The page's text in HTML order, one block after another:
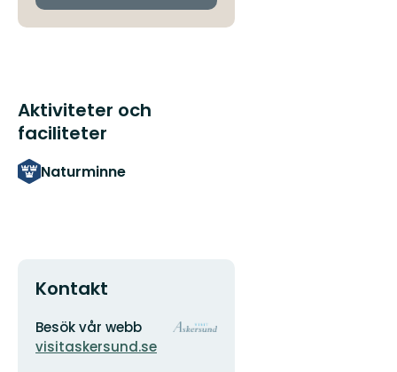
Aktiviteter och
faciliteter
Naturminne
Kontakt
Adress
Besök vår webb
visitaskersund.se
Organisationens